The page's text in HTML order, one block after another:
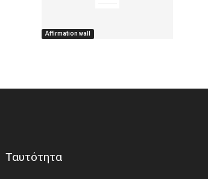
Affirmation wall
Ταυτότητα